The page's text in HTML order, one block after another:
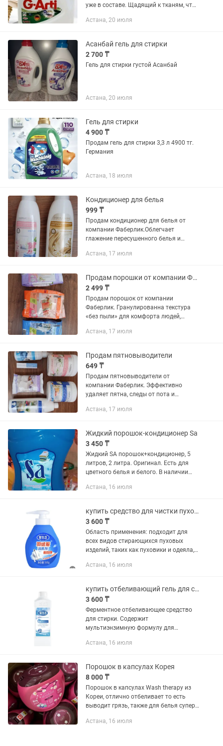
уже в составе. Щадящий к тканям, что
повреждения волокон ткани.
Астана, 20 июля
Асанбай гель для стирки
2 700 ₸
Гель для стирки густой Асанбай
Астана, 20 июля
Гель для стирки
4 900 ₸
Продам гель для стирки 3,3 л 4900 тг.
Германия
Астана, 18 июля
Кондиционер для белья
999 ₸
Продам кондиционер для белья от
компании Фаберлик.Облегчает
глажение пересушенного белья и
электричество с тканей.
флакон...
Астана, 17 июля
Продам порошки от компании Фаберлик
2 499 ₸
Продам порошок от компании
Фаберлик. Гранулированна текстура
«без пыли» для комфорта людей,
порошковые средства. Безопасен для
дерматологически...
Астана, 17 июля
Продам пятновыводители
649 ₸
Продам пятновыводители от
компании Фаберлик. Эффективно
удаляет пятна, следы от пота и
Антибактериальные и очищающие
белых и цветных...
Астана, 17 июля
Жидкий порошок-кондиционер Sa
3 450 ₸
Жидкий SA порошок+кондиционер, 5
литров, 2 литра. Оригинал. Есть для
цветного белья и белого. В наличии
аромат. 5 литров-80 стирок.
Астана, 16 июля
купить средство для чистки пуховиков iLiFE /500г
3 600 ₸
Область применения: подходит для
всех видов стирающихся пуховых
изделий, таких как пуховики и одеяла, а
синтетических волокон и других
Астана, 16 июля
купить отбеливающий гель для стирки с энзимами 1 кг, бренда iLIFE
3 600 ₸
Ферментное отбеливающее средство
для стирки. Содержит
мультиэнзимную формулу для
средством Вы сможете удалить
стирку. Имеет свежий...
Астана, 16 июля
Порошок в капсулах Корея
8 000 ₸
Порошок в капсулах Wash therapy из
Кореи, отлично отбеливает то есть
выводит грязь, также для белья супер,
Астана, 16 июля